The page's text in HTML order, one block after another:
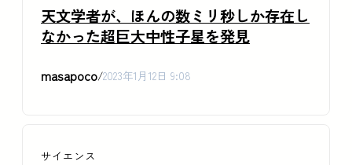
天文学者が、ほんの数ミリ秒しか存在し
なかった超巨大中性子星を発見
masapoco/2023年1月12日 9:08
サイエンス